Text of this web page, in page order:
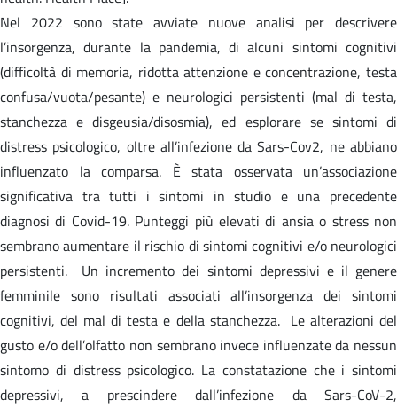
Nel 2022 sono state avviate nuove analisi per descrivere
l’insorgenza, durante la pandemia, di alcuni sintomi cognitivi
(difficoltà di memoria, ridotta attenzione e concentrazione, testa
confusa/vuota/pesante) e neurologici persistenti (mal di testa,
stanchezza e disgeusia/disosmia), ed esplorare se sintomi di
distress psicologico, oltre all’infezione da Sars-Cov2, ne abbiano
influenzato la comparsa. È stata osservata un’associazione
significativa tra tutti i sintomi in studio e una precedente
diagnosi di Covid-19. Punteggi più elevati di ansia o stress non
sembrano aumentare il rischio di sintomi cognitivi e/o neurologici
persistenti. Un incremento dei sintomi depressivi e il genere
femminile sono risultati associati all’insorgenza dei sintomi
cognitivi, del mal di testa e della stanchezza. Le alterazioni del
gusto e/o dell’olfatto non sembrano invece influenzate da nessun
sintomo di distress psicologico. La constatazione che i sintomi
depressivi, a prescindere dall’infezione da Sars-CoV-2,